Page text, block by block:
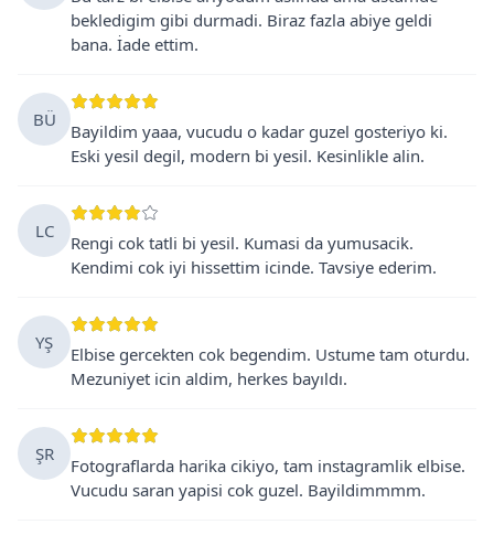
bekledigim gibi durmadi. Biraz fazla abiye geldi
bana. İade ettim.
BÜ
Bayildim yaaa, vucudu o kadar guzel gosteriyo ki.
Eski yesil degil, modern bi yesil. Kesinlikle alin.
LC
Rengi cok tatli bi yesil. Kumasi da yumusacik.
Kendimi cok iyi hissettim icinde. Tavsiye ederim.
YŞ
Elbise gercekten cok begendim. Ustume tam oturdu.
Mezuniyet icin aldim, herkes bayıldı.
ŞR
Fotograflarda harika cikiyo, tam instagramlik elbise.
Vucudu saran yapisi cok guzel. Bayildimmmm.